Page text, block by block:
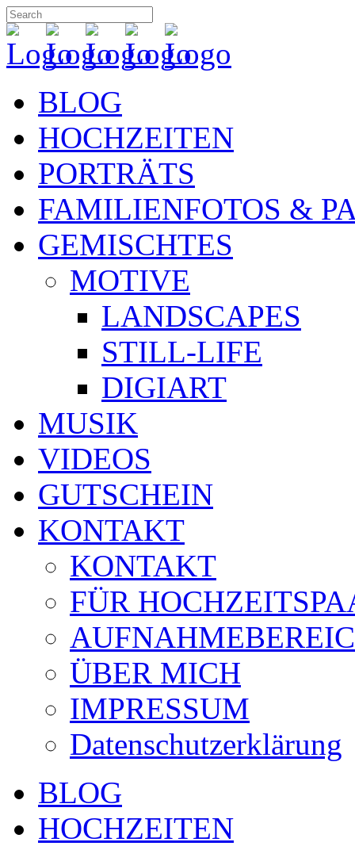
BLOG
HOCHZEITEN
PORTRÄTS
FAMILIENFOTOS &
GEMISCHTES
MOTIVE
LANDSCAPES
STILL-LIFE
DIGIART
MUSIK
VIDEOS
GUTSCHEIN
KONTAKT
KONTAKT
FÜR
ÜBER MICH
IMPRESSUM
Datenschutzerklärung
BLOG
HOCHZEITEN